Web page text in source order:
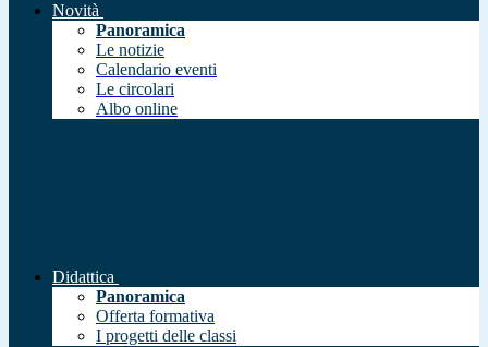
Novità
Panoramica
Le notizie
Calendario eventi
Le circolari
Albo online
Didattica
Panoramica
Offerta formativa
I progetti delle classi